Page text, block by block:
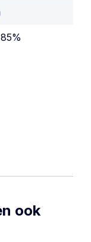
ook